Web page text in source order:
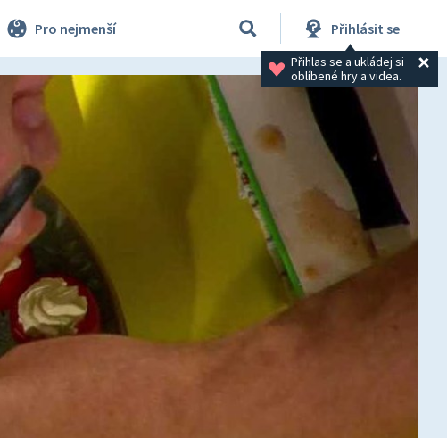
Pro nejmenší Přihlásit se
Přihlas se a ukládej si
oblíbené hry a videa.